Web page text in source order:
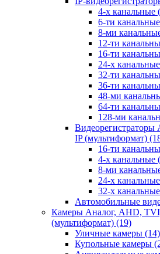
4-х канальные
6-ти канальные
8-ми
12-ти
16-ти
24-х канальные
32-ти
36-ти
48-ми
64-ти
128-ми
IP (мультиформат)
16-ти
4-х канальные
8-ми
24-х канальные
32-х канальные
Автомобильные
Камеры Аналог, AHD,
(мультиформат) (19)
Уличные камеры (14)
Купольные камеры